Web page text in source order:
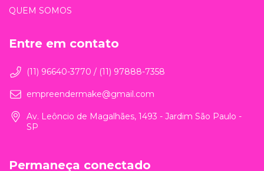
QUEM SOMOS
Entre em contato
(11) 96640-3770 / (11) 97888-7358
empreendermake@gmail.com
Av. Leôncio de Magalhães, 1493 - Jardim São Paulo -
SP
Permaneça conectado